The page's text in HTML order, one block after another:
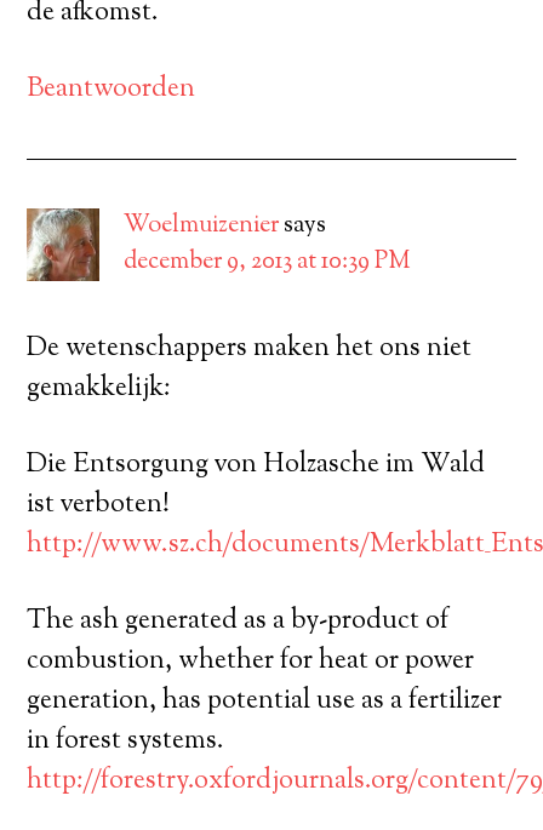
de afkomst.
Beantwoorden
Woelmuizeniersays
december 9, 2013 at 10:39 PM
De wetenschappers maken het ons niet
gemakkelijk:
Die Entsorgung von Holzasche im Wald
ist verboten!
http://www.sz.ch/documents/
The ash generated as a by-product of
combustion, whether for heat or power
generation, has potential use as a fertilizer
in forest systems.
http://forestry.oxfordjournals.org/content/